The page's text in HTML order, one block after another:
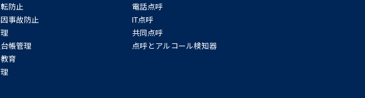
防止
事故防止
帳管理
育
電話点呼
IT点呼
共同点呼
点呼とアルコール検知器